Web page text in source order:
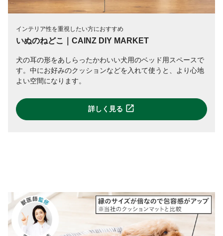
インテリア性を重視したい方におすすめ
いぬのねどこ｜CAINZ DIY MARKET
犬の耳の形をあしらったかわいい犬用のベッド用スペースで
す。中にお好みのクッションなどを入れて使うと、より心地
よい空間になります。
詳しく見る